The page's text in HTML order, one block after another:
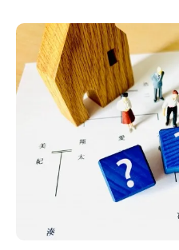
贈与税申告前に
贈与税申告期限
贈与税の計算方法を
贈与税の計算手
贈与税計算で見
贈与税計算例で
贈与税計算に役
贈与税の簡単計